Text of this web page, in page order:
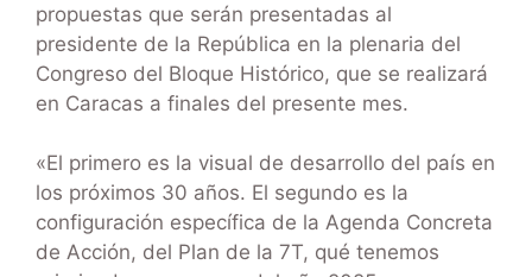
propuestas que serán presentadas al
presidente de la República en la plenaria del
Congreso del Bloque Histórico, que se realizará
en Caracas a finales del presente mes.
«El primero es la visual de desarrollo del país en
los próximos 30 años. El segundo es la
configuración específica de la Agenda Concreta
de Acción, del Plan de la 7T, qué tenemos